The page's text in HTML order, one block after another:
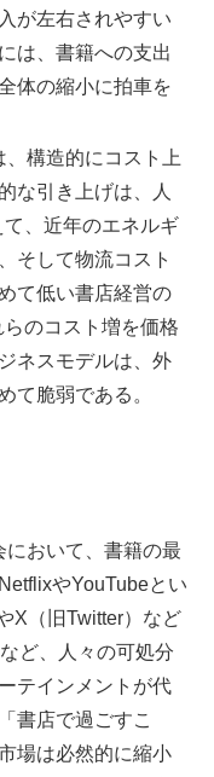
が左右されやすい
は、書籍への支出
体の縮小に拍車を
、構造的にコスト上
な引き上げは、人
、近年のエネルギ
そして物流コスト
て低い書店経営の
のコスト増を価格
ネスモデルは、外
て脆弱である。
において、書籍の最
やYouTubeとい
X（旧Twitter）など
ど、人々の可処分
テインメントが代
書店で過ごすこ
場は必然的に縮小